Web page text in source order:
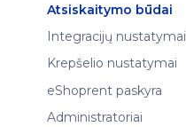
Atsiskaitymo būdai
Integracijų nustatymai
Krepšelio nustatymai
eShoprent paskyra
Administratoriai